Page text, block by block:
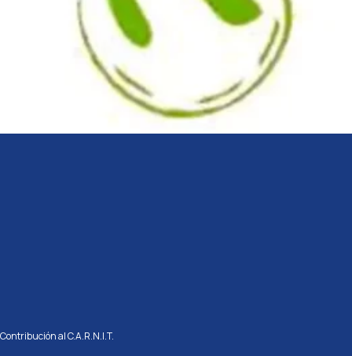
Contribución al C.A.R.N.I.T.